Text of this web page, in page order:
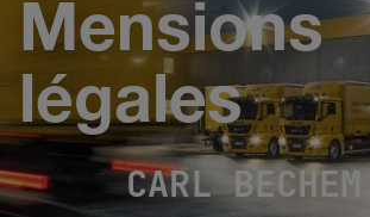
Mensions
légales
CARL BECHEM